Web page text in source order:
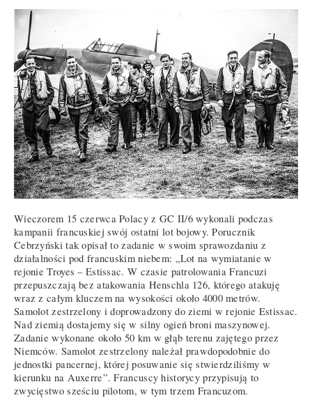
Wieczorem 15 czerwca Polacy z GC II/6 wykonali podczas
kampanii francuskiej swój ostatni lot bojowy. Porucznik
Cebrzyński tak opisał to zadanie w swoim sprawozdaniu z
działalności pod francuskim niebem: „Lot na wymiatanie w
rejonie Troyes – Estissac. W czasie patrolowania Francuzi
przepuszczają bez atakowania Henschla 126, którego atakuję
wraz z całym kluczem na wysokości około 4000 metrów.
Samolot zestrzelony i doprowadzony do ziemi w rejonie Estissac.
Nad ziemią dostajemy się w silny ogień broni maszynowej.
Zadanie wykonane około 50 km w głąb terenu zajętego przez
Niemców. Samolot zestrzelony należał prawdopodobnie do
jednostki pancernej, której posuwanie się stwierdziliśmy w
kierunku na Auxerre”. Francuscy historycy przypisują to
zwycięstwo sześciu pilotom, w tym trzem Francuzom.